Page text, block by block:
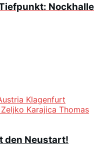
Nockhalle
den Neustart!